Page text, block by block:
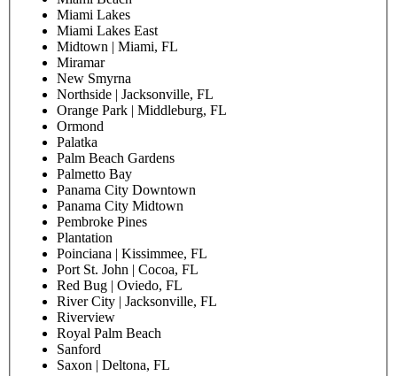
Miami Lakes
Miami Lakes East
Midtown | Miami, FL
Miramar
New Smyrna
Northside | Jacksonville, FL
Orange Park | Middleburg, FL
Ormond
Palatka
Palm Beach Gardens
Palmetto Bay
Panama City Downtown
Panama City Midtown
Pembroke Pines
Plantation
Poinciana | Kissimmee, FL
Port St. John | Cocoa, FL
Red Bug | Oviedo, FL
River City | Jacksonville, FL
Riverview
Royal Palm Beach
Sanford
Saxon | Deltona, FL